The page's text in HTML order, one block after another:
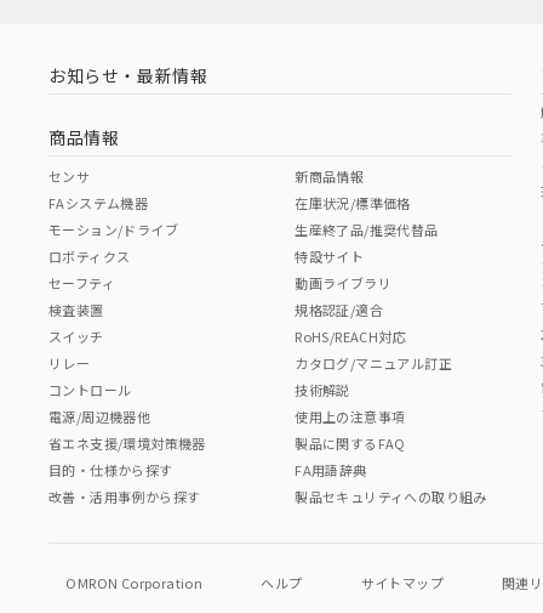
お知らせ・最新情報
商品情報
センサ
FAシステム機器
モーション/ドライブ
ロボティクス
セーフティ
検査装置
スイッチ
リレー
コントロール
電源/周辺機器他
省エネ支援/環境対策機器
目的・仕様から探す
改善・活用事例から探す
新商品情報
在庫状況/標準価格
生産終了品/推奨代替品
特設サイト
動画ライブラリ
規格認証/適合
RoHS/REACH対応
カタログ/マニュアル訂正
技術解説
使用上の注意事項
製品に関するFAQ
FA用語辞典
製品セキュリティへの取り組み
OMRON Corporation ヘルプ サイトマップ 関連